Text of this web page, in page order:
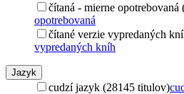
čítaná - mierne
opotrebovaná
čítané verzie vypredaných
vypredaných kníh
Jazyk
cudzí jazyk (28145 titulov)